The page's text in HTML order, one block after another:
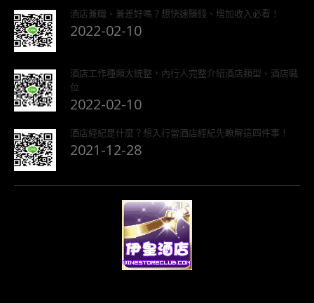
酒店兼職、兼差好嗎？想快速賺錢、增加收入必看！
2022-02-10
酒店工作種類大統整，內行人完整介紹酒店類型、酒店職
位
2022-02-10
酒店經紀是什麼？想入行當酒店經紀先瞭解這四件事！
2021-12-28